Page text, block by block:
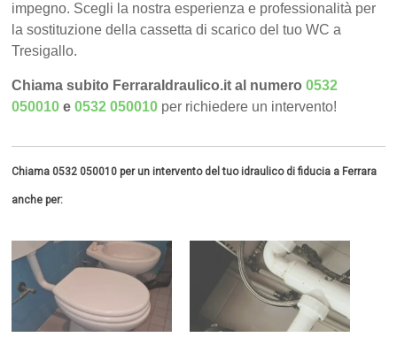
impegno. Scegli la nostra esperienza e professionalità per
la sostituzione della cassetta di scarico del tuo WC a
Tresigallo.
Chiama subito FerraraIdraulico.it al numero0532
050010 e0532 050010 per richiedere un intervento!
Chiama 0532 050010 per un intervento del tuo idraulico di fiducia a Ferrara
anche per: